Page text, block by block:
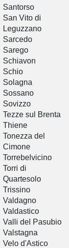
Santorso
San Vito di
Leguzzano
Sarcedo
Sarego
Schiavon
Schio
Solagna
Sossano
Sovizzo
Tezze sul Brenta
Thiene
Tonezza del
Cimone
Torrebelvicino
Torri di
Quartesolo
Trissino
Valdagno
Valdastico
Valli del Pasubio
Valstagna
Velo d'Astico